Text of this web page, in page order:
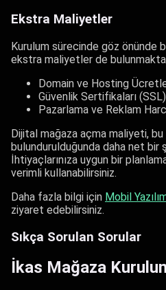
Ekstra Maliyetler
Kurulum sürecinde göz önünde
ekstra maliyetler de
Domain ve Hosting
Güvenlik Sertifikaları (SSL)
Pazarlama ve Reklam
Dijital mağaza açma maliyeti,
bulundurulduğunda daha net bir
İhtiyaçlarınıza uygun bir
verimli kullanabilirsiniz.
Daha fazla bilgi için Mobil
ziyaret edebilirsiniz.
Sıkça Sorulan Sorular
İkas Mağaza